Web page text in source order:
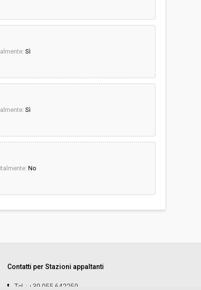
Sì
Sì
No
Contatti per Stazioni appaltanti
Tel. : +39 055 642259